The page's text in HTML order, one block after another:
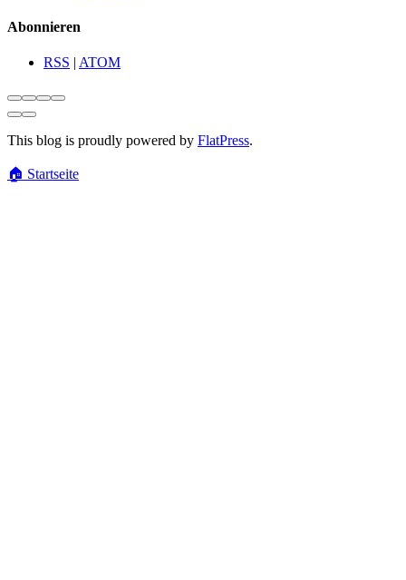
Abonnieren
RSS | ATOM
This blog is proudly powered by FlatPress.
🏠 Startseite